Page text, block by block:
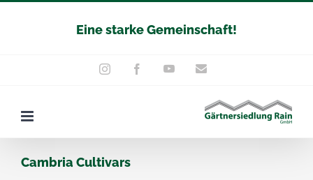
Eine starke Gemeinschaft!
InstagramFacebookYouTubeE-
Cambria Cultivars